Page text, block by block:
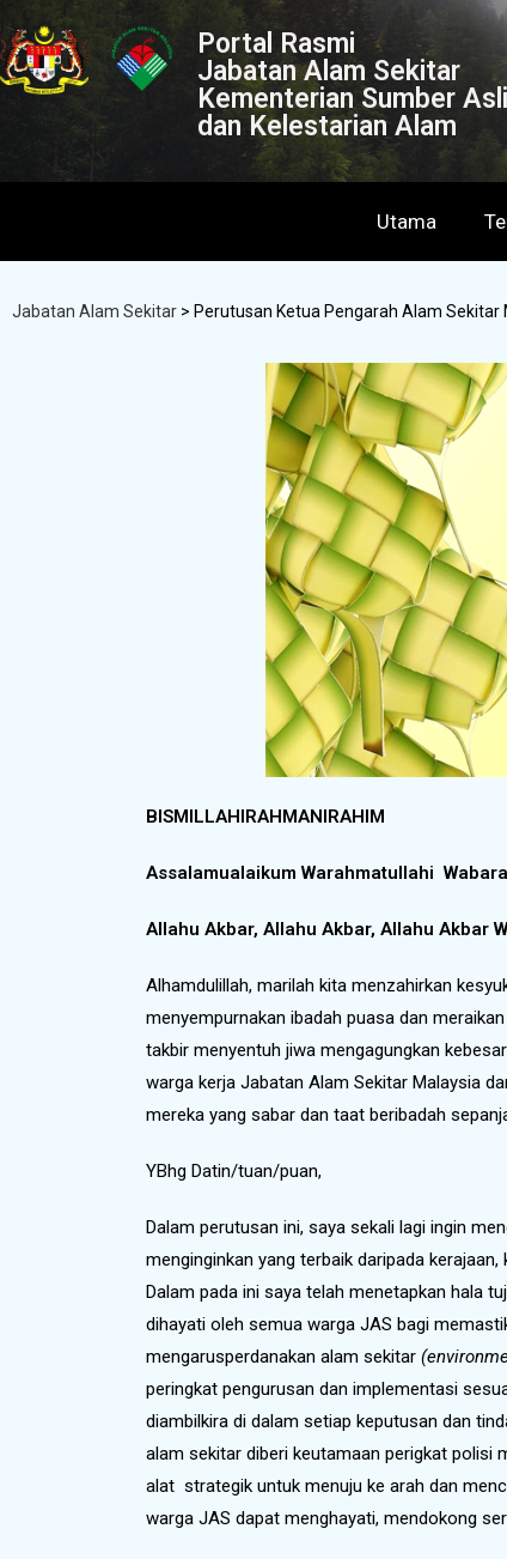
Portal Rasmi
Jabatan Alam Sekitar
Kementerian Sumber Asli
dan Kelestarian Alam
Utama
Jabatan Alam Sekitar > Perutusan Ketua Pengarah Alam Sekitar
BISMILLAHIRAHMANIRAHIM
Assalamualaikum Warahmatullahi
Allahu Akbar, Allahu Akbar, Allahu Akbar
Alhamdulillah, marilah kita menzahirkan
menyempurnakan ibadah puasa dan
takbir menyentuh jiwa mengagungkan
warga kerja Jabatan Alam Sekitar Malaysia
mereka yang sabar dan taat beribadah
YBhg Datin/tuan/puan,
Dalam perutusan ini, saya sekali lagi ingin
menginginkan yang terbaik daripada
Dalam pada ini saya telah menetapkan hala
dihayati oleh semua warga JAS bagi
mengarusperdanakan alam sekitar
peringkat pengurusan dan implementasi
diambilkira di dalam setiap keputusan dan
alam sekitar diberi keutamaan perigkat polisi
alat strategik untuk menuju ke arah dan
warga JAS dapat menghayati, mendokong